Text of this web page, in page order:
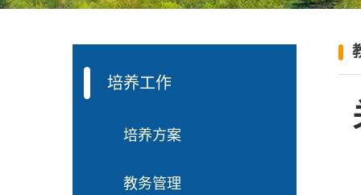
培养工作
培养方案
教务管理